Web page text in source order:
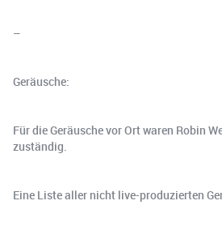
–
Geräusche:
Für die Geräusche vor Ort waren Robin
zuständig.
Eine Liste aller nicht live-produzierten